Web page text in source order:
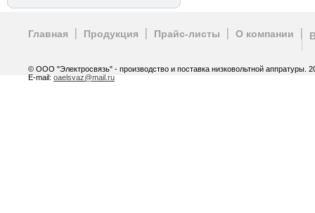
Главная Продукция Прайс-листы О компании
© ООО "Электросвязь" - производство и поставка низковольтной аппратуры.
E-mail: oaelsvaz@mail.ru